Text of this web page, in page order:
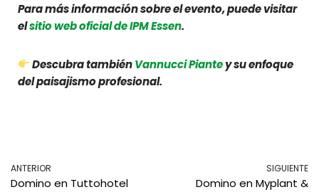
Para más información sobre el evento, puede visitar
elsitio web oficial de IPM Essen.
Descubra tambiénVannucci Piantey su enfoque
del paisajismo profesional.
ANTERIOR
Domino en Tuttohotel
SIGUIENTE
Domino en Myplant &